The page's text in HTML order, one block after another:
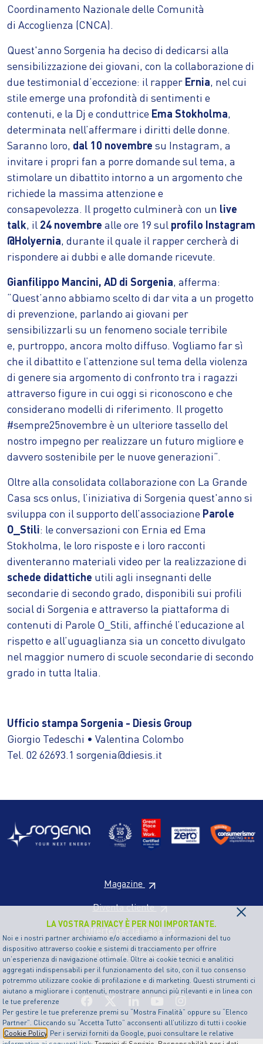
LA VOSTRA PRIVACY È PER NOI IMPORTANTE.
Noi e i nostri partner archiviamo e/o accediamo a informazioni del tuo
dispositivo attraverso cookie e sistemi di tracciamento per offrire
un’esperienza di navigazione ottimale. Oltre ai cookie tecnici e analitici
aggregati indispensabili per il funzionamento del sito, con il tuo consenso
potremmo utilizzare cookie di profilazione e di marketing. Questi strumenti ci
aiutano a migliorare i contenuti, mostrare annunci più rilevanti e in linea con
le tue preferenze
Per gestire le tue preferenze premi su “Mostra Finalità” oppure su “Elenco
Partner”. Cliccando su “Accetta Tutto” acconsenti all’utilizzo di tutti i cookie
Cookie Policy . Per i servizi forniti da Google, puoi consultare le relative
×
Coordinamento Nazionale delle Comunità
di Accoglienza (CNCA).
Quest'anno Sorgenia ha deciso di dedicarsi alla
sensibilizzazione dei giovani, con la collaborazione di
due testimonial d’eccezione: il rapper Ernia, nel cui
stile emerge una profondità di sentimenti e
contenuti, e la Dj e conduttrice Ema Stokholma,
determinata nell’affermare i diritti delle donne.
Saranno loro, dal 10 novembre su Instagram, a
invitare i propri fan a porre domande sul tema, a
stimolare un dibattito intorno a un argomento che
richiede la massima attenzione e
consapevolezza. Il progetto culminerà con un live
talk, il 24 novembre alle ore 19 sul profilo Instagram
@Holyernia, durante il quale il rapper cercherà di
rispondere ai dubbi e alle domande ricevute.
Gianfilippo Mancini, AD di Sorgenia, afferma:
“Quest’anno abbiamo scelto di dar vita a un progetto
di prevenzione, parlando ai giovani per
sensibilizzarli su un fenomeno sociale terribile
e, purtroppo, ancora molto diffuso. Vogliamo far sì
che il dibattito e l’attenzione sul tema della violenza
di genere sia argomento di confronto tra i ragazzi
attraverso figure in cui oggi si riconoscono e che
considerano modelli di riferimento. Il progetto
#sempre25novembre è un ulteriore tassello del
nostro impegno per realizzare un futuro migliore e
davvero sostenibile per le nuove generazioni”.
Oltre alla consolidata collaborazione con La Grande
Casa scs onlus, l’iniziativa di Sorgenia quest'anno si
sviluppa con il supporto dell’associazione Parole
O_Stili: le conversazioni con Ernia ed Ema
Stokholma, le loro risposte e i loro racconti
diventeranno materiali video per la realizzazione di
schede didattiche utili agli insegnanti delle
secondarie di secondo grado, disponibili sui profili
social di Sorgenia e attraverso la piattaforma di
contenuti di Parole O_Stili, affinché l’educazione al
rispetto e all’uguaglianza sia un concetto divulgato
nel maggior numero di scuole secondarie di secondo
grado in tutta Italia.
Ufficio stampa Sorgenia - Diesis Group
Giorgio Tedeschi • Valentina Colombo
Tel. 02 62693.1 sorgenia@diesis.it
Magazine
Diventa cliente
Offerte per la Casa
Offerte Luce Business